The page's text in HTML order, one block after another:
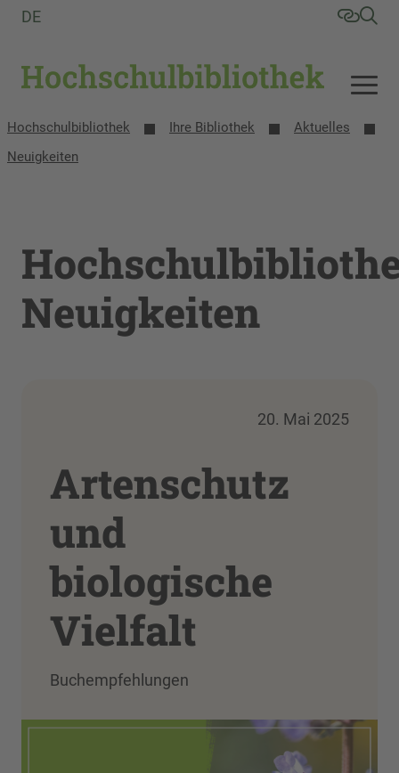
DE
Hochschulbibliothek Ihre Bibliothek
Aktuelles
Neuigkeiten
Neuigkeiten
20. Mai 2025
Artenschutz
und
biologische
Vielfalt
Buchempfehlungen